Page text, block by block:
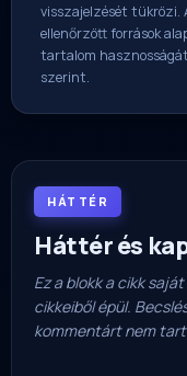
visszajelzését tükrözi.
ellenőrzött források
tartalom
szerint.
HÁTTÉR
Háttér és
Ez a blokk a cikk
cikkeiből épül.
kommentárt nem